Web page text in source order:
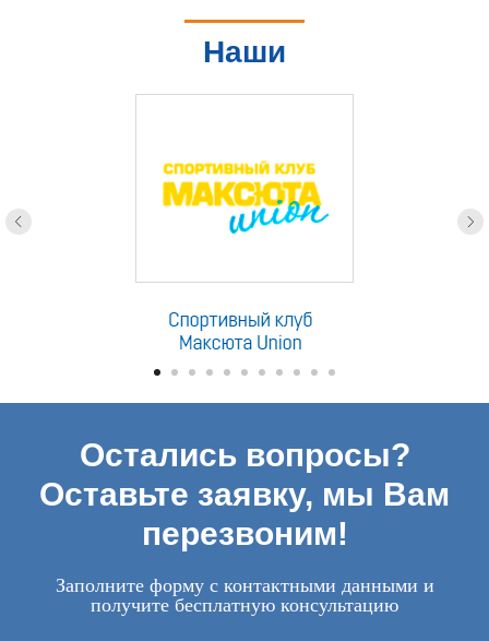
Наши
Остались вопросы?
Оставьте заявку, мы Вам
перезвоним!
Заполните форму с контактными данными и
получите бесплатную консультацию